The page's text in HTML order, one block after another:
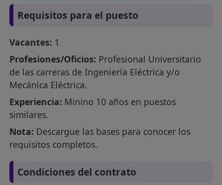
Requisitos para el puesto
Vacantes: 1
Profesiones/Oficios: Profesional Universitario
de las carreras de Ingeniería Eléctrica y/o
Mecánica Eléctrica.
Experiencia: Minino 10 años en puestos
similares.
Nota: Descargue las bases para conocer los
requisitos completos.
Condiciones del contrato